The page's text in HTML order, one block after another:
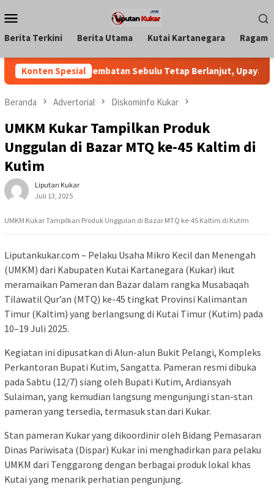
ke
kontenMobile
Berita Terkini Berita Utama Kutai Kartanegara Ragam
Konten Spesial
Pastikan Jembatan Sebulu Tetap Berlanjut, Upaya
Beranda Advertorial Diskominfo Kukar
UMKM Kukar Tampilkan Produk
Unggulan di Bazar MTQ ke-45 Kaltim di
Kutim
Liputan Kukar
Juli 13, 2025
UMKM Kukar Tampilkan Produk Unggulan di Bazar MTQ ke-45 Kaltim di Kutim
Liputankukar.com – Pelaku Usaha Mikro Kecil dan Menengah
(UMKM) dari Kabupaten Kutai Kartanegara (Kukar) ikut
meramaikan Pameran dan Bazar dalam rangka Musabaqah
Tilawatil Qur’an (MTQ) ke-45 tingkat Provinsi Kalimantan
Timur (Kaltim) yang berlangsung di Kutai Timur (Kutim) pada
10–19 Juli 2025.
Kegiatan ini dipusatkan di Alun-alun Bukit Pelangi, Kompleks
Perkantoran Bupati Kutim, Sangatta. Pameran resmi dibuka
pada Sabtu (12/7) siang oleh Bupati Kutim, Ardiansyah
Sulaiman, yang kemudian langsung mengunjungi stan-stan
pameran yang tersedia, termasuk stan dari Kukar.
Stan pameran Kukar yang dikoordinir oleh Bidang Pemasaran
Dinas Pariwisata (Dispar) Kukar ini menghadirkan para pelaku
UMKM dari Tenggarong dengan berbagai produk lokal khas
Kutai yang menarik perhatian pengunjung.